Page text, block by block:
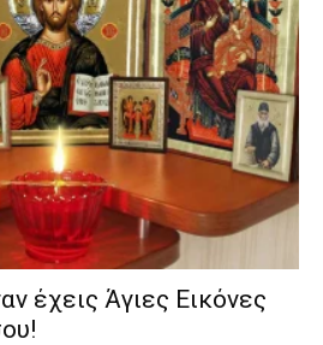
έχεις Άγιες Εικόνες